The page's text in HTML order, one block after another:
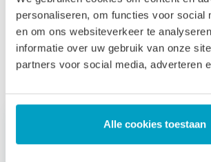
personaliseren, om functies voor social
en om ons websiteverkeer te
informatie over uw gebruik van onze
partners voor social media, adverteren
Alle cookies toestaan
naar onzealgemene voorwaarden
Prijs is inclusief wettelijke verwijderingsbijdrage